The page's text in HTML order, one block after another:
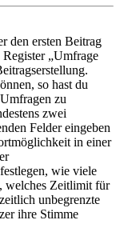
den ersten Beitrag
Register „Umfrage
so hast du
zu
zwei
Felder eingeben
in einer
wie viele
welches Zeitlimit für
unbegrenzte
ihre Stimme